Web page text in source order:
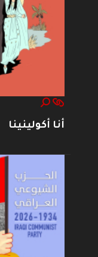
أنا أكولينينا